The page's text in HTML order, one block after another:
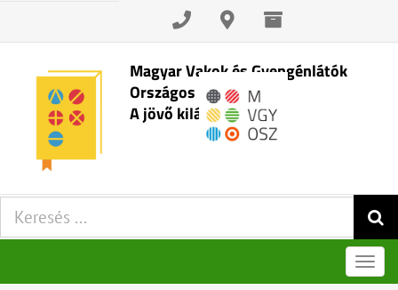
Skip
content
Magyar Vakok és Gyengénlátók
Országos Szövetsége
A jövő kilátásai
Keresés: